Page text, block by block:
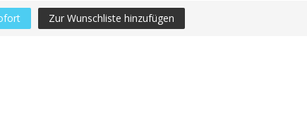
Zur Wunschliste hinzufügen